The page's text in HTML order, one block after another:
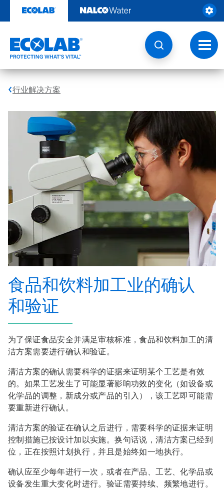
至
切
换
导
航
行业解决方案
食品和饮料加工业的确认
和验证
为了保证食品安全并满足审核标准，食品和饮料加工的清
洁方案需要进行确认和验证。
清洁方案的确认需要科学的证据来证明某个工艺是有效
的。如果工艺发生了可能显著影响功效的变化（如设备或
化学品的调整，新成分或产品的引入），该工艺即可能需
要重新进行确认。
清洁方案的验证在确认之后进行，需要科学的证据来证明
控制措施已按设计加以实施。换句话说，清洁方案已经到
位，正在按照计划执行，并且是始终如一地执行。
确认应至少每年进行一次，或者在产品、工艺、化学品或
设备发生重大变化时进行。验证需要持续、频繁地进行。